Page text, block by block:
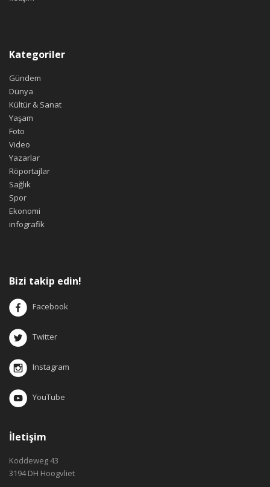
Kategoriler
Gündem
Dünya
Kültür & Sanat
Yaşam
Foto
Video
Yazarlar
Röportajlar
Sağlık
Spor
Ekonomi
infografik
Bizi takip edin!
Facebook
Twitter
Instagram
YouTube
İletişim
Koddeweg 43
3194 DH Hoogvliet